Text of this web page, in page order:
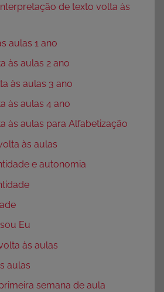
de texto volta às
aulas 1 ano
às aulas 2 ano
às aulas 3 ano
às aulas 4 ano
às aulas para Alfabetização
às aulas
e autonomia
Eu
às aulas
aulas
semana de aula